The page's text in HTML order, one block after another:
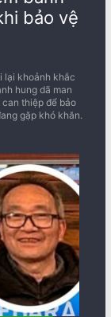
bảo vệ
lại khoảnh khắc
hung dã man
thiệp để bảo
gặp khó khăn.